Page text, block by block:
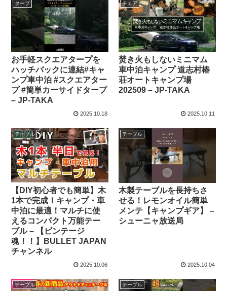
タープ
お手軽スクエアタープを
ハッチバックに連結#キャ
ンプ車中泊 #スクエアター
プ #簡単カーサイドタープ
– JP-TAKA
2025.10.18
チェア
焚き火もしないミニマム
車中泊キャンプ 道志村椿
荘オートキャンプ場
202509 – JP-TAKA
2025.10.11
テーブル
【DIY初心者でも簡単】木
1本で完成！キャンプ・車
中泊に最適！マルチに使
えるコンパクト万能テー
ブル – 【ビンテージ
魂！！】BULLET JAPAN
チャンネル
2025.10.06
テーブル
木製テーブルを長持ちさ
せる！レモンオイル簡単
メンテ【キャンプギア】 –
シューニャ放送局
2025.10.04
テーブル テーブル